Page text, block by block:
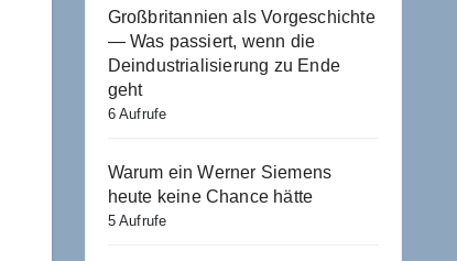
Großbritannien als Vorgeschichte
— Was passiert, wenn die
Deindustrialisierung zu Ende
geht
6 Aufrufe
Warum ein Werner Siemens
heute keine Chance hätte
5 Aufrufe